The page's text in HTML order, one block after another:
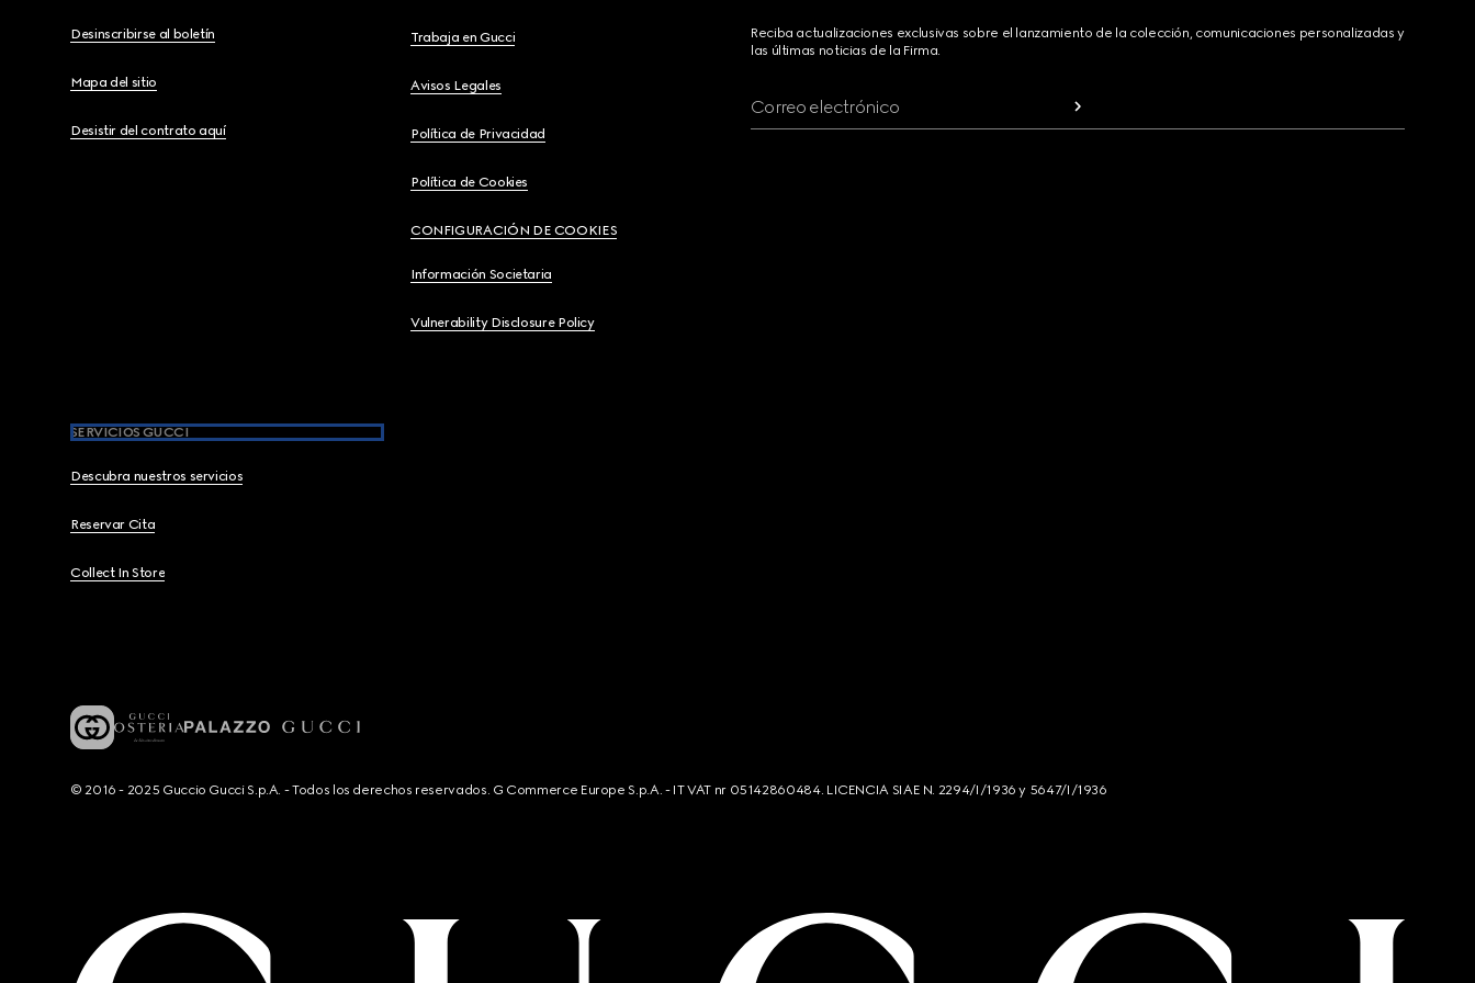
Desinscribirse al boletín
Mapa del sitio
Desistir del contrato aquí
Trabaja en Gucci
Avisos Legales
Política de Privacidad
Política de Cookies
CONFIGURACIÓN DE COOKIES
Información Societaria
Vulnerability Disclosure Policy
SERVICIOS GUCCI
Descubra nuestros servicios
Reservar Cita
Collect In Store
Reciba actualizaciones exclusivas sobre el lanzamiento de la colección, comunicaciones personalizadas y
las últimas noticias de la Firma.
Correo electrónico
© 2016 - 2025 Guccio Gucci S.p.A. - Todos los derechos reservados. G Commerce Europe S.p.A. - IT VAT nr 05142860484. LICENCIA SIAE N. 2294/I/1936 y 5647/I/1936